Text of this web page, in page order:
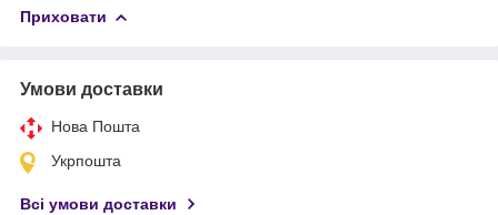
Приховати
Умови доставки
Нова Пошта
Укрпошта
Всі умови доставки